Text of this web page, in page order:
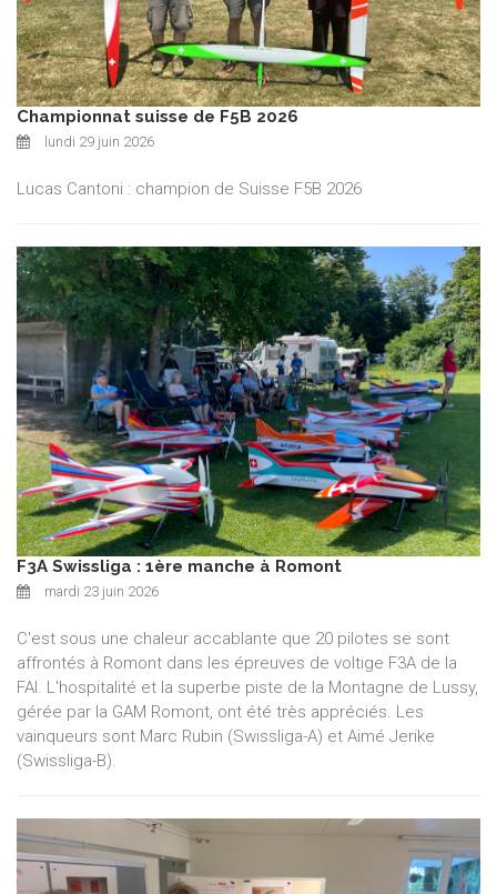
Championnat suisse de F5B 2026
lundi 29 juin 2026
Lucas Cantoni : champion de Suisse F5B 2026
F3A Swissliga : 1ère manche à Romont
mardi 23 juin 2026
C'est sous une chaleur accablante que 20 pilotes se sont
affrontés à Romont dans les épreuves de voltige F3A de la
FAI. L'hospitalité et la superbe piste de la Montagne de Lussy,
gérée par la GAM Romont, ont été très appréciés. Les
vainqueurs sont Marc Rubin (Swissliga-A) et Aimé Jerike
(Swissliga-B).